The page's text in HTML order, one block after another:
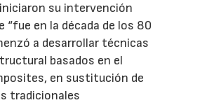
su intervención
“fue en la década de los 80
a desarrollar técnicas
basados en el
en sustitución de
tradicionales